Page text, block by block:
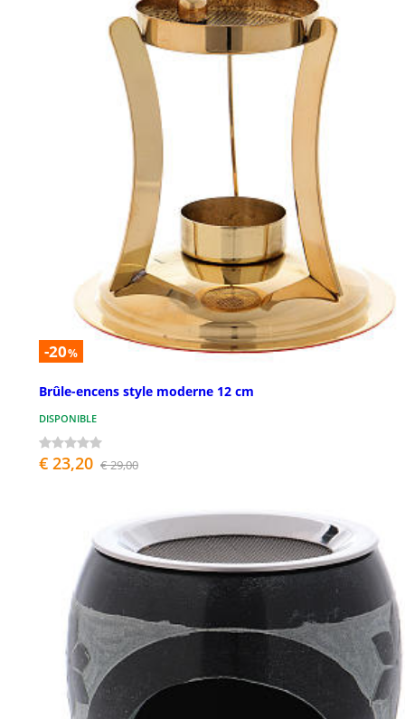
-20%
Brûle-encens style moderne 12 cm
DISPONIBLE
€ 23,20 € 29,00